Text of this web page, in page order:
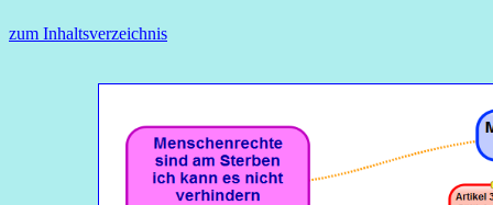
zum Inhaltsverzeichnis